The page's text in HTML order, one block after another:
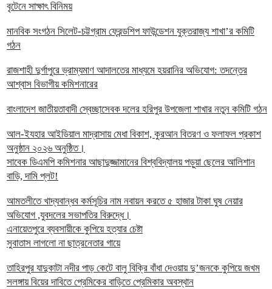
বৃটেনে সাক্ষাৎ বিনিময়
মানবিক সংগঠন সিলেট-চট্টগ্রাম ফ্রেন্ডশিপ ফাউন্ডেশন যুক্তরাজ্য শাখা’র কমিটি
গঠন
রাজশাহী দুর্গাপুরে ভ্রাম্যমাণ আদালতের মাধ্যমে হয়রানির অভিযোগ: তদন্তের
আশ্বাস বিভাগীয় কমিশনারের
বাংলাদেশ জাতীয়তাবাদী স্বেচ্ছাসেবক দলের হরিপুর উপজেলা শাখার নতুন কমিটি গঠন
আল-ইযহার আইডিয়াল মাদ্রাসায় মেধা বিকাশ, কুরআন বিতরণ ও ফলাফল প্রকাশ
অনুষ্ঠান ২০২৬ অনুষ্ঠিত।
সাবেক ডিএমপি কমিশনার আছাদুজ্জামানের বিশ্ববিদ্যালয় পড়ুয়া ছেলের আলিশান
বাড়ি, দামি প্লট!
আমতলীতে খাদ্যবান্ধব কর্মসূচির নাম নবায়ন করতে ৫ হাজার টাকা ঘুষ নেয়ার
অভিযোগ ,যুবদলের সভাপতির বিরুদ্ধে।
এনায়েতপুরে ব্যবসায়ীকে কুপিয়ে হত্যার চেষ্টা
সুবাতাস লাগলো না ছাত্রনেতার গায়ে
তাহিরপুর যাদুকাটা নদীর পাড় কেটে বালু বিক্রি বাঁধা দেওয়ায় দু’জনকে কুপিয়ে জখম
সলঙ্গায় বিয়ের দাবিতে প্রেমিকের বাড়িতে প্রেমিকার অবস্থান